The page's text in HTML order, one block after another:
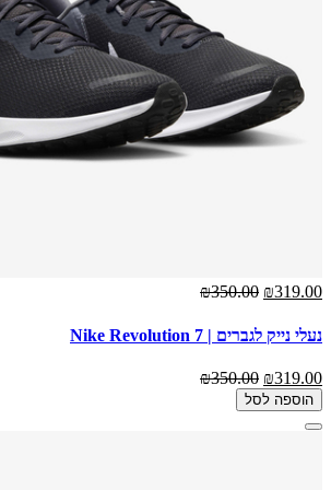
₪319.00
₪350.00
נעלי נייק לגברים | Nike Revolution 7
₪319.00
₪350.00
הוספה לסל